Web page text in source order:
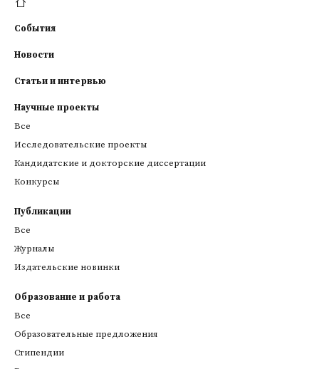
События
Новости
Статьи и интервью
Научные проекты
Все
Исследовательские проекты
Кандидатские и докторские диссертации
Конкурсы
Публикации
Все
Журналы
Издательские новинки
Образование и работа
Все
Образовательные предложения
Стипендии